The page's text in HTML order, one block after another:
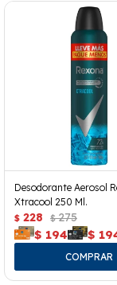
Desodorante Aerosol
Xtracool 250 Ml.
$ 228 $ 275
$ 194 $